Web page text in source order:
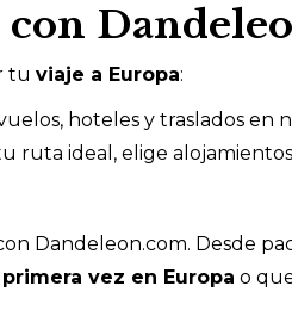
tu viaje a Europa:
hoteles y traslados en
ruta ideal, elige
Dandeleon.com. Desde
primera vez en Europa o